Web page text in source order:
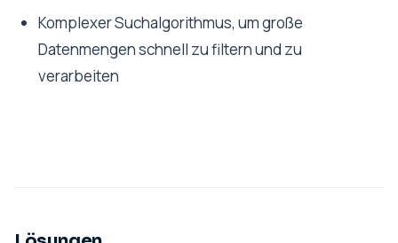
Komplexer Suchalgorithmus, um große
Datenmengen schnell zu filtern und zu
verarbeiten